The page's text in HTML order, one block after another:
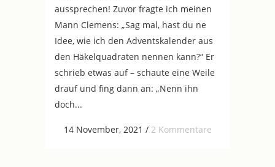
aussprechen! Zuvor fragte ich meinen
Mann Clemens: „Sag mal, hast du ne
Idee, wie ich den Adventskalender aus
den Häkelquadraten nennen kann?“ Er
schrieb etwas auf – schaute eine Weile
drauf und fing dann an: „Nenn ihn
doch...
14 November, 2021 / 2 Kommentare